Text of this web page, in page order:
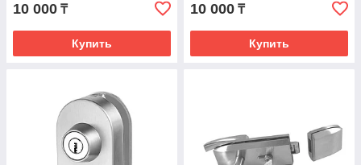
10 000 ₸
Купить
10 000 ₸
Купить